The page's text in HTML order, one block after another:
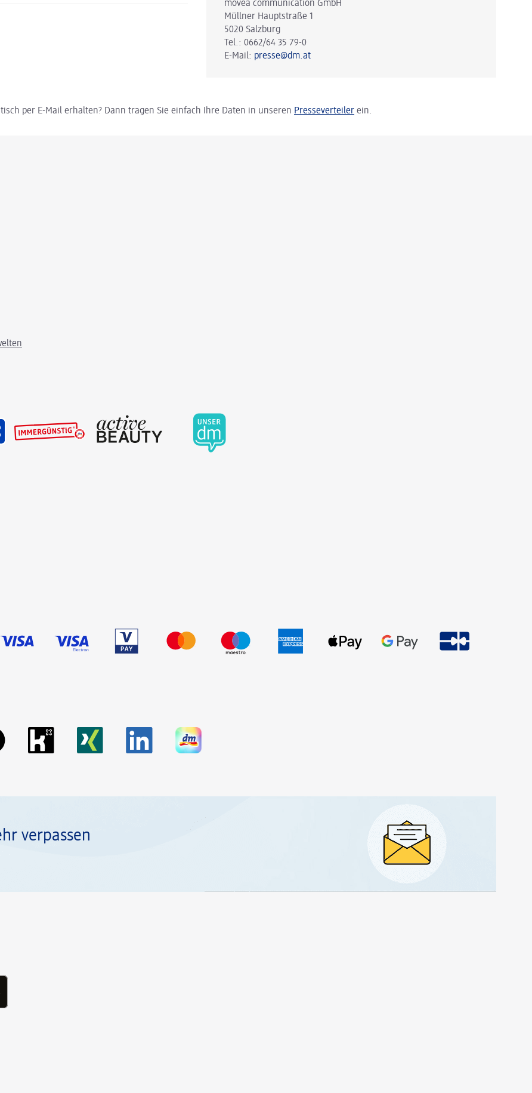
movea communication GmbH
Müllner Hauptstraße 1
5020 Salzburg
Tel.: 0662/64 35 79-0
E-Mail: presse@dm.at
per E-Mail erhalten? Dann tragen Sie einfach Ihre Daten in unseren Presseverteiler ein.
verpassen